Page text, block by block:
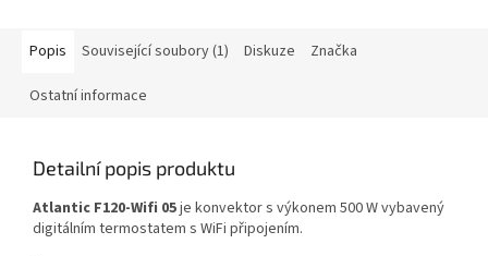
Popis Související soubory (1) Diskuze Značka
Ostatní informace
Detailní popis produktu
Atlantic F120-Wifi 05je konvektor s výkonem 500 W vybavený
digitálním termostatem s WiFi připojením.